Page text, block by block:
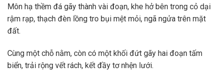
Môn hạ thềm đá gãy thành vài đoạn, khe hở bên trong cỏ dại
rậm rạp, thạch đèn lồng tro bụi mệt mỏi, ngã ngửa trên mặt
đất.
Cùng một chỗ nằm, còn có một khối đứt gãy hai đoạn tấm
biển, trải rộng vết rách, kết đầy tơ nhện lưới.